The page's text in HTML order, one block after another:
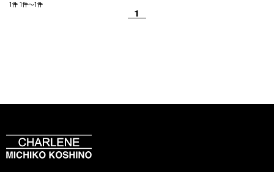
1件 1件～1件
1